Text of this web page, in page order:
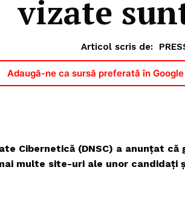
vizate
Articol scris de:
Adaugă-ne ca sursă preferată în Google
Cibernetică (DNSC) a anunțat că
multe site-uri ale unor